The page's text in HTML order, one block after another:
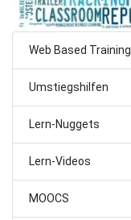
Web Based Training
Umstiegshilfen
Lern-Nuggets
Lern-Videos
MOOCS